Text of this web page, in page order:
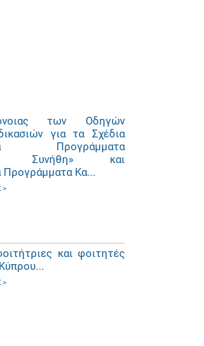
των Οδηγών
για τα Σχέδια
Προγράμματα
- Συνήθη» και
Προγράμματα Κα...
και φοιτητές